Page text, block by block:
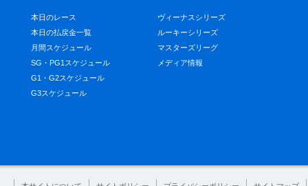
本日のレース
本日の払戻金一覧
月間スケジュール
SG・PG1スケジュール
G1・G2スケジュール
G3スケジュール
ヴィーナスシリーズ
ルーキーシリーズ
マスターズリーグ
メディア情報